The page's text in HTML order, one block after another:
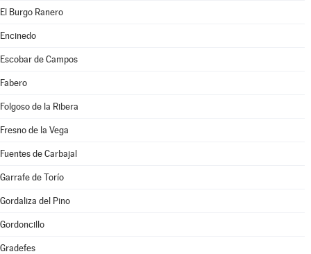
El Burgo Ranero
Encinedo
Escobar de Campos
Fabero
Folgoso de la Ribera
Fresno de la Vega
Fuentes de Carbajal
Garrafe de Torío
Gordaliza del Pino
Gordoncillo
Gradefes